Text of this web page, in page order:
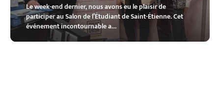
Le week-end dernier, nous avons eu le plaisir de
participer au Salon de l’Étudiant de Saint-Étienne. Cet
événement incontournable a…